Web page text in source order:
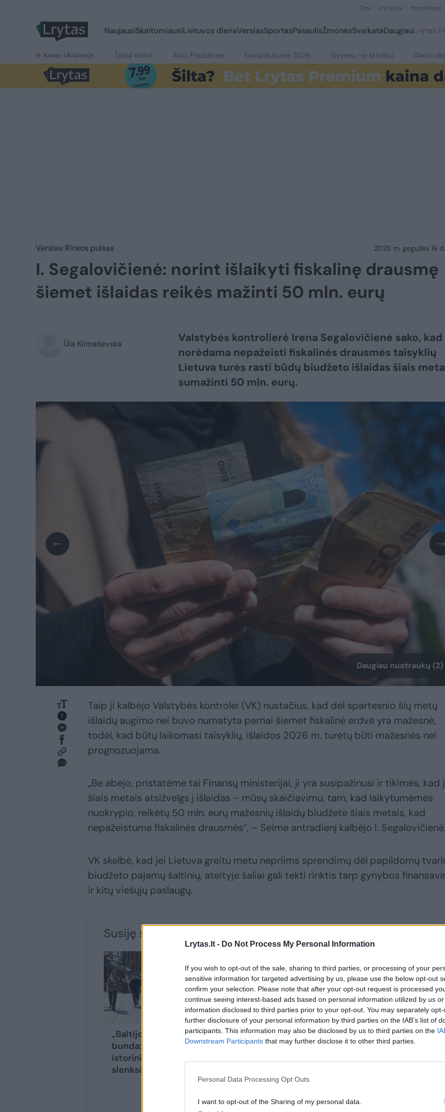
Lrytas.lt - Do Not Process My Personal Information
If you wish to opt-out of the sale, sharing to third parties, or processing of your
sensitive information for targeted advertising by us, please use the below opt-out
confirm your selection. Please note that after your opt-out request is processed
continue seeing interest-based ads based on personal information utilized by us
information disclosed to third parties prior to your opt-out. You may separately
further disclosure of your personal information by third parties on the IAB’s list of
participants. This information may also be disclosed by us to third parties on the
Downstream Participants that may further disclose it to other third parties.
Personal Data Processing Opt Outs
I want to opt-out of the Sharing of my personal data.
Orai Lrytas.tv Horoskopai
NaujausiSkaitomiausiLietuvos dienaVerslasSportasPasaulisŽmonėsSveikataDaugiauLrytas
Karas Ukrainoje Žalioji erdvė Ačiū, Prezidente Europos burės 2026 Gyvenu, ne skrolinu Darbo
Verslas Rinkos pulsas 2026 m. gegužės 19
I. Segalovičienė: norint išlaikyti fiskalinę drausmę
šiemet išlaidas reikės mažinti 50 mln. eurų
Ūla Klimaševska
Valstybės kontrolierė Irena Segalovičienė sako, kad
norėdama nepažeisti fiskalinės drausmės taisyklių
Lietuva turės rasti būdų biudžeto išlaidas šiais
sumažinti 50 mln. eurų.
Daugiau nuotraukų (2)
Taip ji kalbėjo Valstybės kontrolei (VK) nustačius, kad dėl spartesnio šių metų
išlaidų augimo nei buvo numatyta pernai šiemet fiskalinė erdvė yra mažesnė,
todėl, kad būtų laikomasi taisyklių, išlaidos 2026 m. turėtų būti mažesnės nei
prognozuojama.
„Be abejo, pristatėme tai Finansų ministerijai, ji yra susipažinusi ir tikimės, kad
šiais metais atsižvelgs į išlaidas – mūsų skaičiavimu, tam, kad laikytumėmės
nuokrypio, reikėtų 50 mln. eurų mažesnių išlaidų biudžete šiais metais, kad
nepažeistume fiskalinės drausmės“, – Seime antradienį kalbėjo I. Segalovičienė.
VK skelbė, kad jei Lietuva greitu metu nepriims sprendimų dėl papildomų
biudžeto pajamų šaltinių, ateityje šaliai gali tekti rinktis tarp gynybos
ir kitų viešųjų paslaugų.
Susiję straipsniai
„Baltijos tigras“
bunda: Lietuva – ant
istorinio lūžio
slenksčio
Siunčia žinią dėl
Lietuvai gresiančio
visus gyventojus(5)
Valstybės kontrolės
įspėja: Lietuvai gali